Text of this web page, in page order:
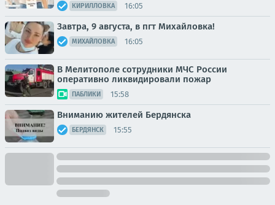
КИРИЛЛОВКА 16:05
Завтра, 9 августа, в пгт Михайловка!
МИХАЙЛОВКА 16:05
В Мелитополе сотрудники МЧС России
оперативно ликвидировали пожар
ПАБЛИКИ 15:58
Вниманию жителей Бердянска
БЕРДЯНСК 15:55